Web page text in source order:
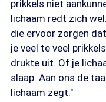
prikkels niet
lichaam redt zich
die ervoor zorgen
je veel te veel
drukte uit. Of je
slaap. Aan ons de
lichaam zegt."